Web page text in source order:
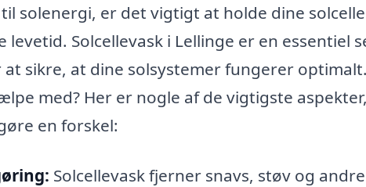
solenergi, er det vigtigt at holde dine
Solcellevask i Lellinge er en essentiel
sikre, at dine solsystemer fungerer
med? Her er nogle af de vigtigste
en forskel:
Solcellevask fjerner snavs, støv og